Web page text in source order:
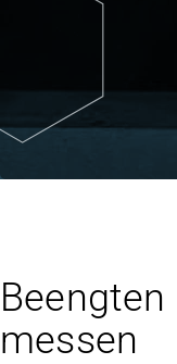
messen